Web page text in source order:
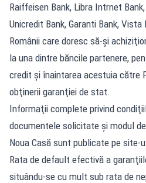
Raiffeisen Bank, Libra Intrnet
Unicredit Bank, Garanti Bank,
Românii care doresc să-şi
la una dintre băncile partenere,
credit şi înaintarea acestuia către
obţinerii garanţiei de stat.
Informaţii complete privind
documentele solicitate şi modul
Noua Casă sunt publicate pe site-
Rata de default efectivă a
situându-se cu mult sub rata de